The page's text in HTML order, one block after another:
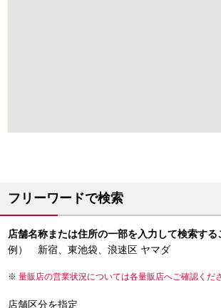
フリーワードで検索
店舗名称または住所の一部を入力して検索する
例） 新宿、東池袋、浪速区 ヤマダ
量販店の営業状況については各量販店へご確認くださ
店舗区分を指定